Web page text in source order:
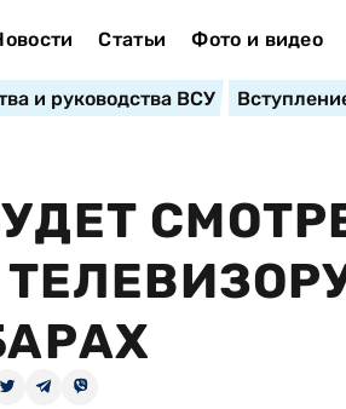
Статьи Фото и видео
и руководства ВСУ